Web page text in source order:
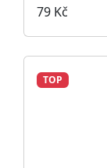
79 Kč
TOP